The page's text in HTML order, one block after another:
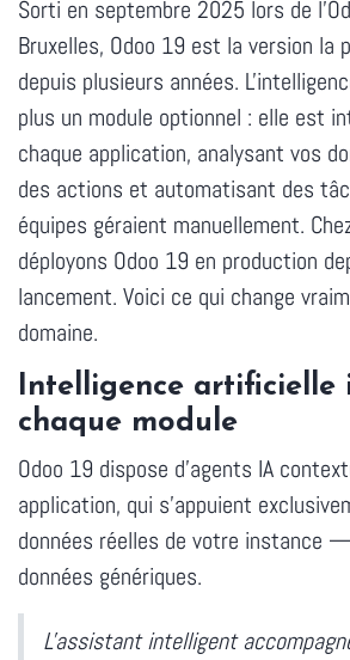
Sorti en septembre 2025 lors de
Bruxelles, Odoo 19 est la version la
depuis plusieurs années.
plus un module optionnel : elle est
chaque application, analysant vos
des actions et automatisant des
équipes géraient manuellement.
déployons Odoo 19 en production
lancement. Voici ce qui change
domaine.
Intelligence artificielle
chaque module
Odoo 19 dispose d'agents IA
application, qui s'appuient
données réelles de votre instance
données génériques.
L'assistant intelligent